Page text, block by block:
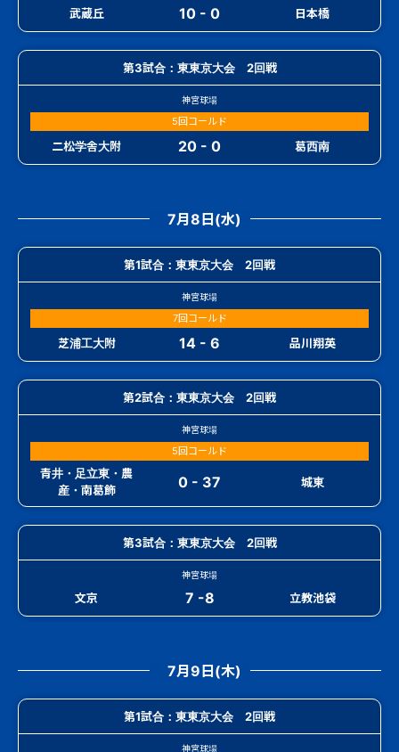
武蔵丘 10 - 0 日本橋
第3試合：東東京大会 2回戦
神宮球場
5回コールド
二松学舎大附 20 - 0 葛西南
7月8日(水)
第1試合：東東京大会 2回戦
神宮球場
7回コールド
芝浦工大附 14 - 6 品川翔英
第2試合：東東京大会 2回戦
神宮球場
5回コールド
青井・足立東・農
産・南葛飾
0 - 37 城東
第3試合：東東京大会 2回戦
神宮球場
文京 7 -8 立教池袋
7月9日(木)
第1試合：東東京大会 2回戦
神宮球場